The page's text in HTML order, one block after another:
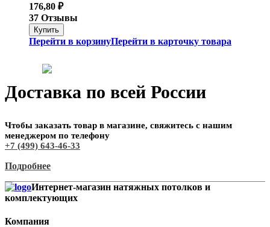
176,80 ₽
37 Отзывы
Перейти в корзинуПерейти в карточку товара
Доставка по всей России
Чтобы заказать товар в магазине, свяжитесь с нашим
менеджером по телефону
+7 (499) 643-46-33
Подробнее
Интернет-магазин натяжных потолков и
комплектующих
Компания